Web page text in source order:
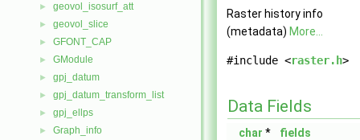
► geovol_isosurf_att
► geovol_slice
► GFONT_CAP
► GModule
► gpj_datum
► gpj_datum_transform_list
► gpj_ellps
► Graph_info
Raster history info
(metadata) More...
#include <raster.h>
Data Fields
char *
fields